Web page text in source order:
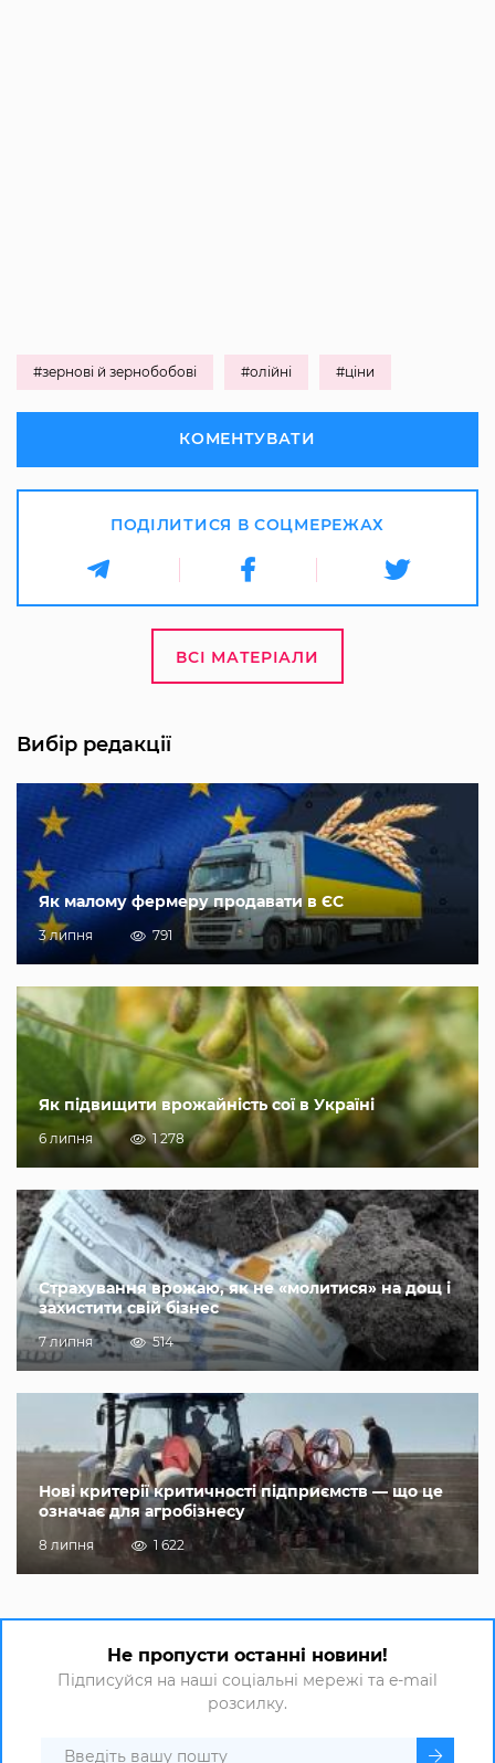
#зернові й зернобобові #олійні #ціни
КОМЕНТУВАТИ
ПОДІЛИТИСЯ В СОЦМЕРЕЖАХ
ВСІ МАТЕРІАЛИ
Вибір редакції
Як малому фермеру продавати в ЄС
3 липня 791
Як підвищити врожайність сої в Україні
6 липня 1 278
Страхування врожаю, як не «молитися» на дощ і
захистити свій бізнес
7 липня 514
Нові критерії критичності підприємств — що це
означає для агробізнесу
8 липня 1 622
Не пропусти останні новини!
Підписуйся на наші соціальні мережі та e-mail
розсилку.